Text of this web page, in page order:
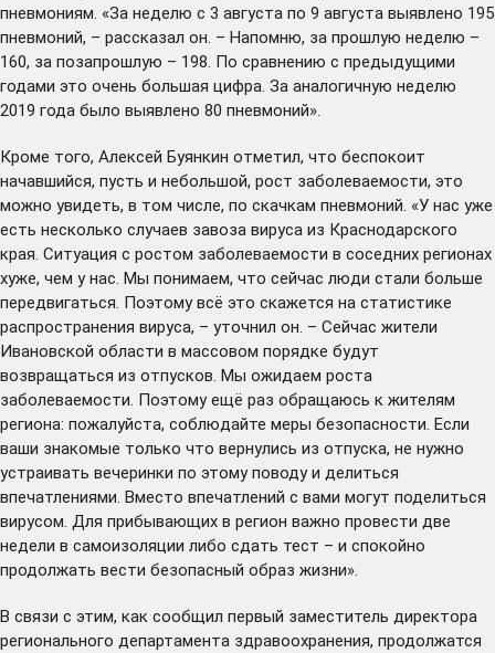
пневмониям. «За неделю с 3 августа по 9 августа выявлено 195
пневмоний, – рассказал он. – Напомню, за прошлую неделю –
160, за позапрошлую – 198. По сравнению с предыдущими
годами это очень большая цифра. За аналогичную неделю
2019 года было выявлено 80 пневмоний».
Кроме того, Алексей Буянкин отметил, что беспокоит
начавшийся, пусть и небольшой, рост заболеваемости, это
можно увидеть, в том числе, по скачкам пневмоний. «У нас уже
есть несколько случаев завоза вируса из Краснодарского
края. Ситуация с ростом заболеваемости в соседних регионах
хуже, чем у нас. Мы понимаем, что сейчас люди стали больше
передвигаться. Поэтому всё это скажется на статистике
распространения вируса, – уточнил он. – Сейчас жители
Ивановской области в массовом порядке будут
возвращаться из отпусков. Мы ожидаем роста
заболеваемости. Поэтому ещё раз обращаюсь к жителям
региона: пожалуйста, соблюдайте меры безопасности. Если
ваши знакомые только что вернулись из отпуска, не нужно
устраивать вечеринки по этому поводу и делиться
впечатлениями. Вместо впечатлений с вами могут поделиться
вирусом. Для прибывающих в регион важно провести две
недели в самоизоляции либо сдать тест – и спокойно
продолжать вести безопасный образ жизни».
В связи с этим, как сообщил первый заместитель директора
регионального департамента здравоохранения, продолжатся